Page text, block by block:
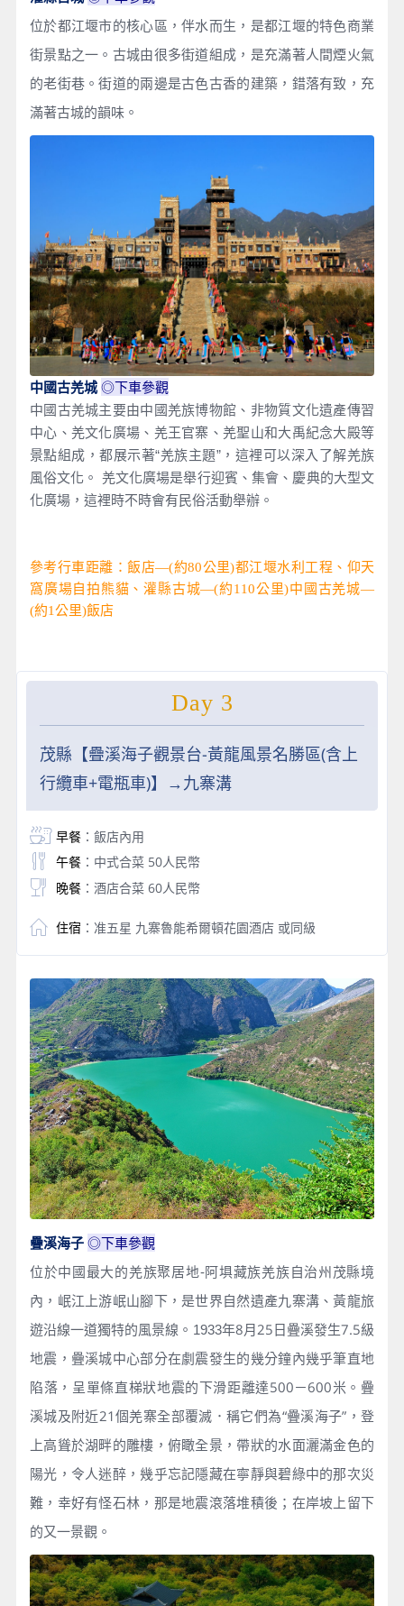
位於都江堰市的核心區，伴水而生，是都江堰的特色商業
街景點之一。古城由很多街道組成，是充滿著人間煙火氣
的老街巷。街道的兩邊是古色古香的建築，錯落有致，充
滿著古城的韻味。
中國古羌城◎下車參觀
中國古羌城主要由中國羌族博物館、非物質文化遺產傳習
中心、羌文化廣場、羌王官寨、羌聖山和大禹紀念大殿等
景點組成，都展示著“羌族主題”，這裡可以深入了解羌族
風俗文化。 羌文化廣場是舉行迎賓、集會、慶典的大型文
化廣場，這裡時不時會有民俗活動舉辦。
參考行車距離：飯店—(約80公里)都江堰水利工程、仰天
窩廣場自拍熊貓、灌縣古城—(約110公里)中國古羌城—
(約1公里)飯店
Day 3
茂縣【疊溪海子觀景台-黃龍風景名勝區(含上
行纜車+電瓶車)】→九寨溝
早餐：飯店內用
午餐：中式合菜 50人民幣
晚餐：酒店合菜 60人民幣
住宿 ：准五星 九寨魯能希爾頓花園酒店 或同級
疊溪海子 ◎下車參觀
位於中國最大的羌族聚居地-阿埧藏族羌族自治州茂縣境
內，岷江上游岷山腳下，是世界自然遺產九寨溝、黃龍旅
遊沿線一道獨特的風景線。1933年8月25日疊溪發生7.5級
地震，疊溪城中心部分在劇震發生的幾分鐘內幾乎筆直地
陷落，呈單條直梯狀地震的下滑距離達500－600米。疊
溪城及附近21個羌寨全部覆滅．稱它們為“疊溪海子”，登
上高聳於湖畔的雕樓，俯瞰全景，帶狀的水面灑滿金色的
陽光，令人迷醉，幾乎忘記隱藏在寧靜與碧綠中的那次災
難，幸好有怪石林，那是地震滾落堆積後；在岸坡上留下
的又一景觀。